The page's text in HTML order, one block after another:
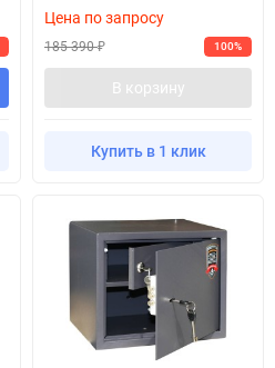
Цена по запросу
185 390₽ 100%
В корзину
Купить в 1 клик